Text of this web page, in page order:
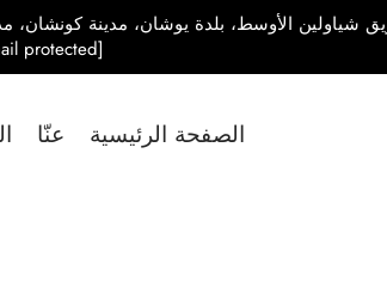
protected]
الصفحة الرئيسية عنّا